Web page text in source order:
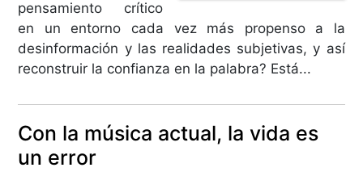
pensamiento crítico
en un entorno cada vez más propenso a la
desinformación y las realidades subjetivas, y así
reconstruir la confianza en la palabra? Está...
Con la música actual, la vida es
un error